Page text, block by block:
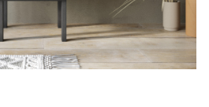
хотите удалить
из корзины?